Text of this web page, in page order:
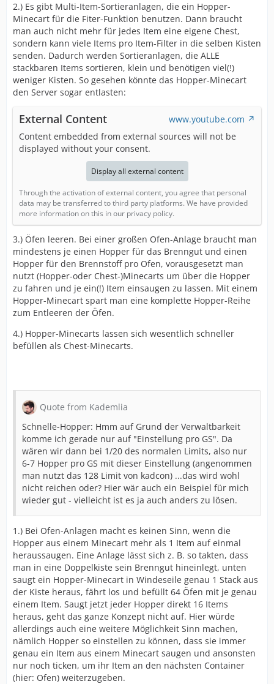
2.) Es gibt Multi-Item-Sortieranlagen, die ein Hopper-
Minecart für die Fiter-Funktion benutzen. Dann braucht
man auch nicht mehr für jedes Item eine eigene Chest,
sondern kann viele Items pro Item-Filter in die selben Kisten
senden. Dadurch werden Sortieranlagen, die ALLE
stackbaren Items sortieren, klein und benötigen viel(!)
weniger Kisten. So gesehen könnte das Hopper-Minecart
den Server sogar entlasten:
External Content
www.youtube.com
Content embedded from external sources will not be
displayed without your consent.
Display all external content
Through the activation of external content, you agree that personal
data may be transferred to third party platforms. We have provided
more information on this in our privacy policy.
3.) Öfen leeren. Bei einer großen Ofen-Anlage braucht man
mindestens je einen Hopper für das Brenngut und einen
Hopper für den Brennstoff pro Ofen, vorausgesetzt man
nutzt (Hopper-oder Chest-)Minecarts um über die Hopper
zu fahren und je ein(!) Item einsaugen zu lassen. Mit einem
Hopper-Minecart spart man eine komplette Hopper-Reihe
zum Entleeren der Öfen.
4.) Hopper-Minecarts lassen sich wesentlich schneller
befüllen als Chest-Minecarts.
Quote from Kademlia
Schnelle-Hopper: Hmm auf Grund der Verwaltbarkeit
komme ich gerade nur auf "Einstellung pro GS". Da
wären wir dann bei 1/20 des normalen Limits, also nur
6-7 Hopper pro GS mit dieser Einstellung (angenommen
man nutzt das 128 Limit von kadcon) ...das wird wohl
nicht reichen oder? Hier wär auch ein Beispiel für mich
wieder gut - vielleicht ist es ja auch anders zu lösen.
1.) Bei Ofen-Anlagen macht es keinen Sinn, wenn die
Hopper aus einem Minecart mehr als 1 Item auf einmal
heraussaugen. Eine Anlage lässt sich z. B. so takten, dass
man in eine Doppelkiste sein Brenngut hineinlegt, unten
saugt ein Hopper-Minecart in Windeseile genau 1 Stack aus
der Kiste heraus, fährt los und befüllt 64 Öfen mit je genau
einem Item. Saugt jetzt jeder Hopper direkt 16 Items
heraus, geht das ganze Konzept nicht auf. Hier würde
allerdings auch eine weitere Möglichkeit Sinn machen,
nämlich Hopper so einstellen zu können, dass sie immer
genau ein Item aus einem Minecart saugen und ansonsten
nur noch ticken, um ihr Item an den nächsten Container
(hier: Ofen) weiterzugeben.